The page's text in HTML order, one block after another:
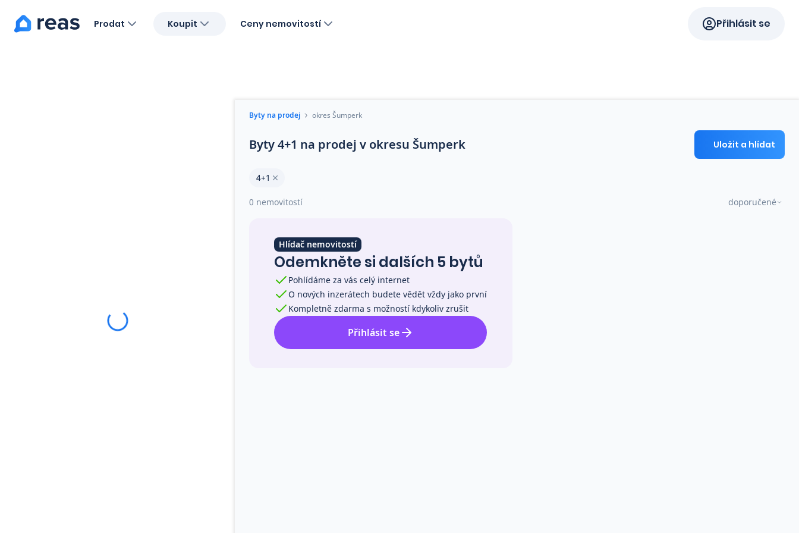
Prodat Koupit Ceny nemovitostí Přihlásit se
Byty na prodej okres Šumperk
Byty 4+1 na prodej v okresu Šumperk Uložit a hlídat
4+1
0 nemovitostí doporučené
Hlídač nemovitostí
Odemkněte si dalších 5 bytů
Pohlídáme za vás celý internet
O nových inzerátech budete vědět vždy jako první
Kompletně zdarma s možností kdykoliv zrušit
Přihlásit se